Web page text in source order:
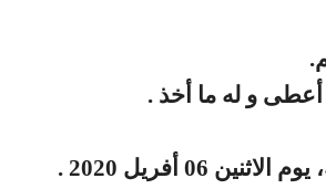
أعطى و له ما أخذ .
06 أفريل 2020 .